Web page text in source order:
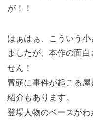
が！！
はぁはぁ、こういう
ましたが、本作の面
せん！
冒頭に事件が起こる
紹介もあります。
登場人物のベースがわ